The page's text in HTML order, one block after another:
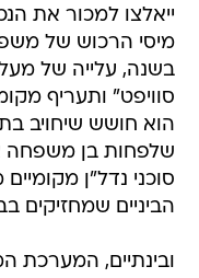
ייאלצו למכור את
סוויפט" ותעריף
שלפחות בן משפחה
סוכני נדל"ן
הביניים שמחזיקים
ובינתיים,